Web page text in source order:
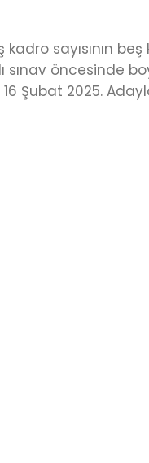
sayısının
sınav öncesinde
Şubat 2025.